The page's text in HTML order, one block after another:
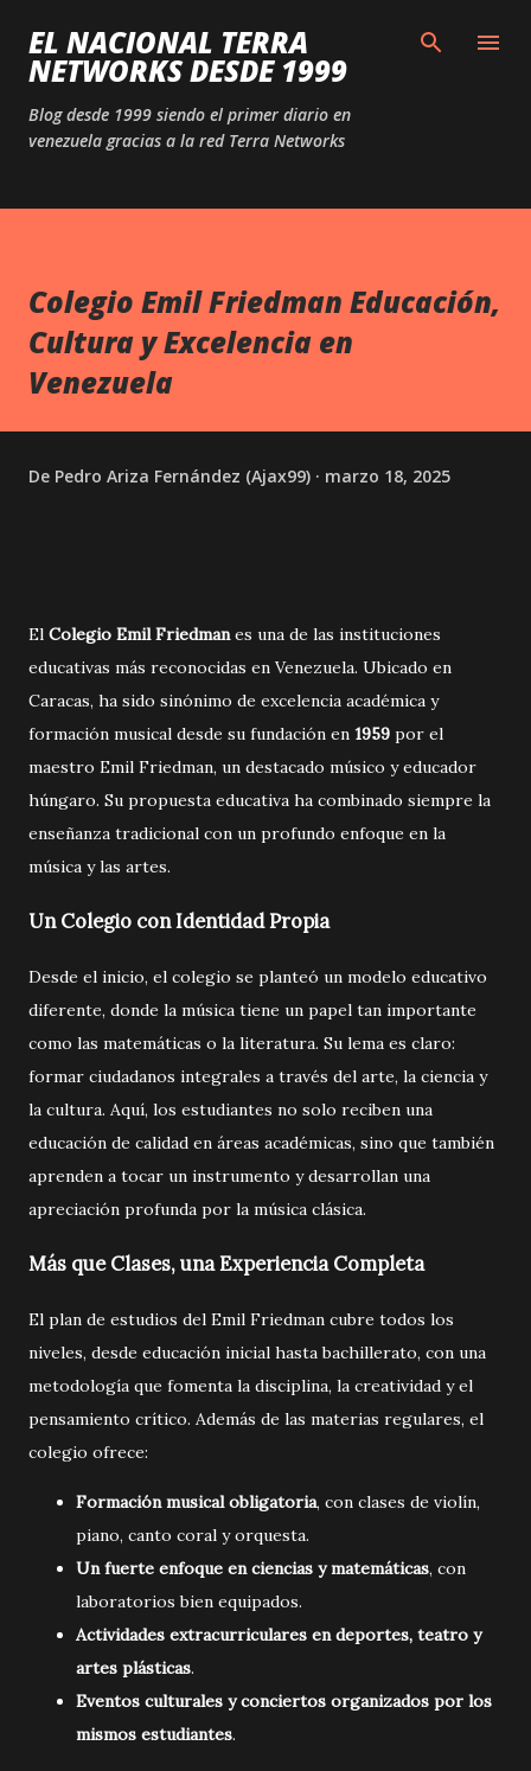
Ir al contenido principal
EL NACIONAL TERRA
NETWORKS DESDE 1999
Blog desde 1999 siendo el primer diario en
venezuela gracias a la red Terra Networks
Colegio Emil Friedman Educación,
Cultura y Excelencia en
Venezuela
De Pedro Ariza Fernández (Ajax99) marzo 18, 2025
El Colegio Emil Friedmanes una de las instituciones
educativas más reconocidas en Venezuela. Ubicado en
Caracas, ha sido sinónimo de excelencia académica y
formación musical desde su fundación en 1959 por el
maestro Emil Friedman, un destacado músico y educador
húngaro. Su propuesta educativa ha combinado siempre la
enseñanza tradicional con un profundo enfoque en la
música y las artes.
Un Colegio con Identidad Propia
Desde el inicio, el colegio se planteó un modelo educativo
diferente, donde la música tiene un papel tan importante
como las matemáticas o la literatura. Su lema es claro:
formar ciudadanos integrales a través del arte, la ciencia y
la cultura. Aquí, los estudiantes no solo reciben una
educación de calidad en áreas académicas, sino que también
aprenden a tocar un instrumento y desarrollan una
apreciación profunda por la música clásica.
Más que Clases, una Experiencia Completa
El plan de estudios del Emil Friedman cubre todos los
niveles, desde educación inicial hasta bachillerato, con una
metodología que fomenta la disciplina, la creatividad y el
pensamiento crítico. Además de las materias regulares, el
colegio ofrece:
Formación musical obligatoria, con clases de violín,
piano, canto coral y orquesta.
Un fuerte enfoque en ciencias y matemáticas, con
laboratorios bien equipados.
Actividades extracurriculares en deportes, teatro y
artes plásticas.
Eventos culturales y conciertos organizados por los
mismos estudiantes.